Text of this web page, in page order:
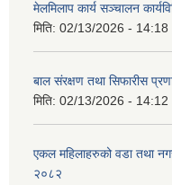
मेलमिलाप कार्य सञ्चालन
मिति: 02/13/2026 - 14:18
बाल संरक्षण तथा सिफारीस
मिति: 02/13/2026 - 14:12
एकल महिलाहरुको वडा तथा
२०८२